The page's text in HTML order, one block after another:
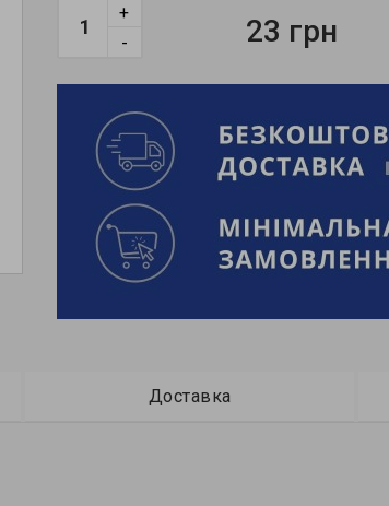
-
+
23 грн
Доставка